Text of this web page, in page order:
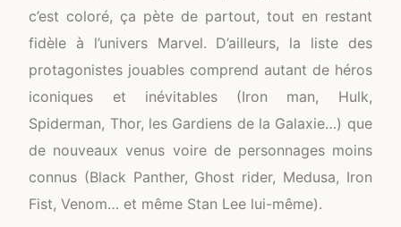
c’est coloré, ça pète de partout, tout en restant
fidèle à l’univers Marvel. D’ailleurs, la liste des
protagonistes jouables comprend autant de héros
iconiques et inévitables (Iron man, Hulk,
Spiderman, Thor, les Gardiens de la Galaxie…) que
de nouveaux venus voire de personnages moins
connus (Black Panther, Ghost rider, Medusa, Iron
Fist, Venom… et même Stan Lee lui-même).